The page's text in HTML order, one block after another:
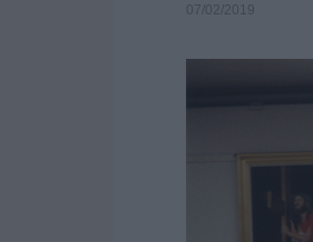
07/02/2019